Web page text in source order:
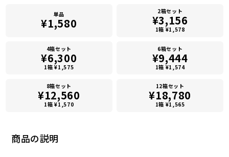
商品の説明
単品
¥1,580
2箱セット
¥3,156
1箱 ¥1,578
4箱セット
¥6,300
1箱 ¥1,575
6箱セット
¥9,444
1箱 ¥1,574
8箱セット
¥12,560
1箱 ¥1,570
12箱セット
¥18,780
1箱 ¥1,565